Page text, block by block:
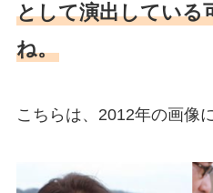
として演出している
ね。
こちらは、2012年の画像